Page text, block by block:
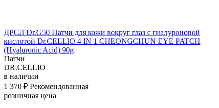
ДРСЛ Dr.G50 Патчи для кожи вокруг глаз с гиалуроновой
кислотой Dr.CELLIO 4 IN 1 CHEONGCHUN EYE PATCH
(Hyaluronic Acid) 90g
Патчи
DR.CELLIO
в наличии
1 370 ₽ Рекомендованная
розничная цена